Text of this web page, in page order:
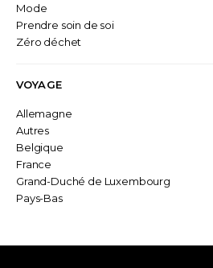
Mode
Prendre soin de soi
Zéro déchet
VOYAGE
Allemagne
Autres
Belgique
France
Grand-Duché de Luxembourg
Pays-Bas